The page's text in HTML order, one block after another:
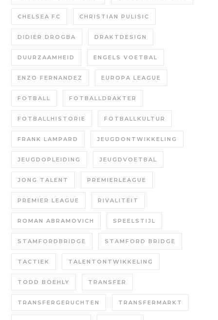
CHELSEA FC CHRISTIAN PULISIC
DIDIER DROGBA DRAKTDESIGN
DUURZAAMHEID ENGELS VOETBAL
ENZO FERNANDEZ EUROPA LEAGUE
FOTBALL FOTBALLDRAKTER
FOTBALLHISTORIE FOTBALLKULTUR
FRANK LAMPARD JEUGDONTWIKKELING
JEUGDOPLEIDING JEUGDVOETBAL
JONG TALENT PREMIERLEAGUE
PREMIER LEAGUE RIVALITEIT
ROMAN ABRAMOVICH SPEELSTIJL
STAMFORDBRIDGE STAMFORD BRIDGE
TACTIEK TALENTONTWIKKELING
TODD BOEHLY TRANSFER
TRANSFERGERUCHTEN TRANSFERMARKT